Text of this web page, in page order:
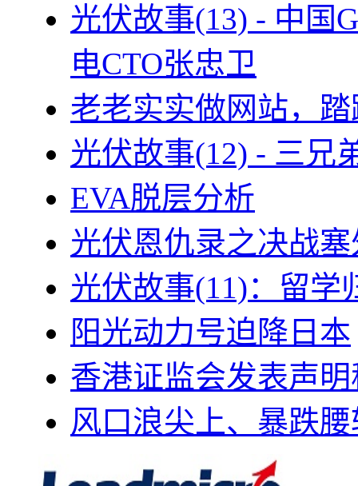
光伏故事(13) - 中国
电CTO张忠卫
老老实实做网站，
光伏故事(12) - 三兄
EVA脱层分析
光伏恩仇录之决战
光伏故事(11)：留学
阳光动力号迫降日本
香港证监会发表声
风口浪尖上、暴跌